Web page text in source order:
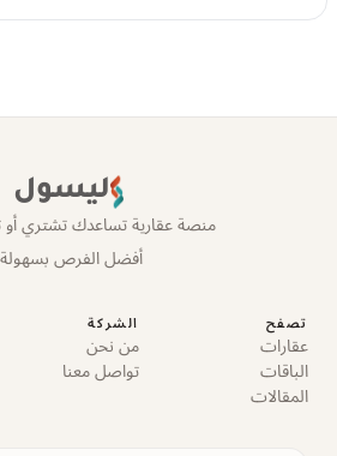
ليسول
منصة عقارية تساعدك تشتري أو
أفضل الفرص
تصفح
عقارات
الباقات
المقالات
الشركة
من نحن
تواصل معنا